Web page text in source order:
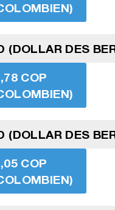
(DOLLAR DES
COP
(DOLLAR DES
COP